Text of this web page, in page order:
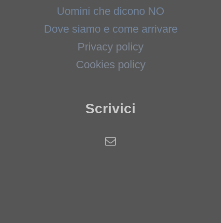
Uomini che dicono NO
Dove siamo e come arrivare
Privacy policy
Cookies policy
Scrivici